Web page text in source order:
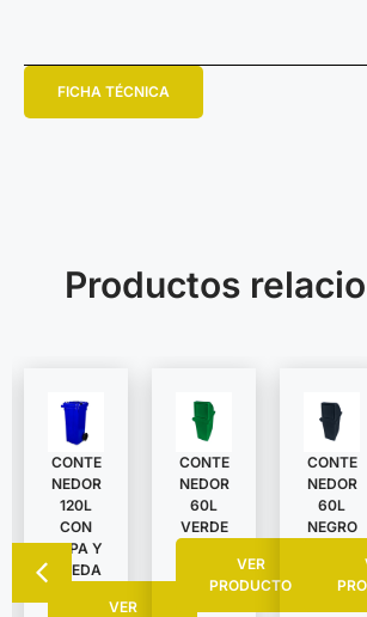
FICHA TÉCNICA
Productos
CONTE
NEDOR
120L
CON
TAPA Y
RUEDA
VER
CONTE
NEDOR
60L
VERDE
VER
PRODUCTO
CONTE
NEDOR
60L
NEGRO